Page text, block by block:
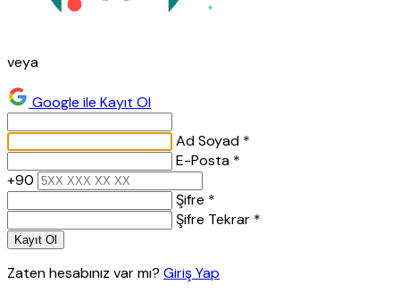
veya
Google ile Kayıt Ol
Ad Soyad *
E-Posta *
+90
Şifre *
Şifre Tekrar *
Kayıt Ol
Zaten hesabınız var mı? Giriş Yap